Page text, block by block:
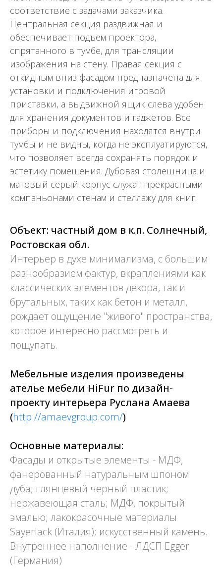
соответствие с задачами заказчика.
Центральная секция раздвижная и
обеспечивает подъем проектора,
спрятанного в тумбе, для трансляции
изображения на стену. Правая секция с
откидным вниз фасадом предназначена для
установки и подключения игровой
приставки, а выдвижной ящик слева удобен
для хранения документов и гаджетов. Все
приборы и подключения находятся внутри
тумбы и не видны, когда не эксплуатируются,
что позволяет всегда сохранять порядок и
эстетику помещения. Дубовая столешница и
матовый серый корпус служат прекрасными
компаньонами стенам и стеллажу для книг.
Объект: частный дом в к.п. Солнечный,
Ростовская обл.
Интерьер в духе минимализма, с большим
разнообразием фактур, вкраплениями как
классических элементов декора, так и
брутальных, таких как бетон и металл,
рождает ощущение "живого" пространства,
которое интересно рассмотреть и
пощупать.
Мебельные изделия произведены
ателье мебели HiFur по дизайн-
проекту интерьера Руслана Амаева
(http://amaevgroup.com/)
Основные материалы:
Фасады и открытые элементы - МДФ,
фанерованный натуральным шпоном
дуба; глянцевый черный пластик;
нержавеющая сталь; МДФ, покрытый
эмалью; лакокрасочные материалы
Sayerlack (Италия); искусственный камень.
Внутреннее наполнение - ЛДСП Egger
(Германия)